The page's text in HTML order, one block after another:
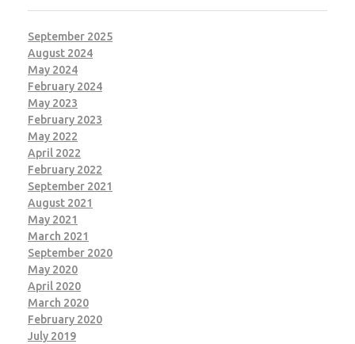
September 2025
August 2024
May 2024
February 2024
May 2023
February 2023
May 2022
April 2022
February 2022
September 2021
August 2021
May 2021
March 2021
September 2020
May 2020
April 2020
March 2020
February 2020
July 2019